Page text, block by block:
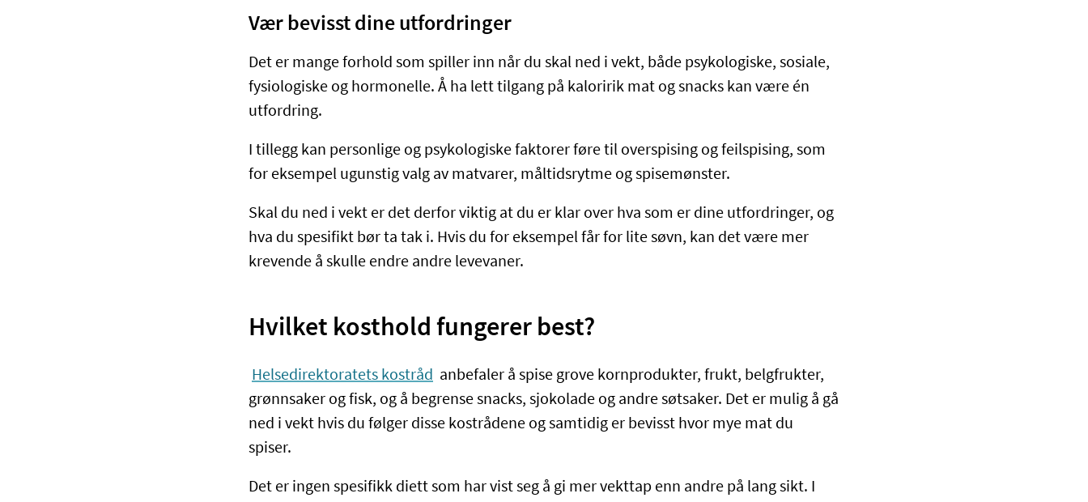
Vær bevisst dine utfordringer
Det er mange forhold som spiller inn når du skal ned i vekt, både psykologiske, sosiale,
fysiologiske og hormonelle. Å ha lett tilgang på kaloririk mat og snacks kan være én
utfordring.
I tillegg kan personlige og psykologiske faktorer føre til overspising og feilspising, som
for eksempel ugunstig valg av matvarer, måltidsrytme og spisemønster.
Skal du ned i vekt er det derfor viktig at du er klar over hva som er dine utfordringer, og
hva du spesifikt bør ta tak i. Hvis du for eksempel får for lite søvn, kan det være mer
krevende å skulle endre andre levevaner.
Hvilket kosthold fungerer best?
Helsedirektoratets kostråd anbefaler å spise grove kornprodukter, frukt, belgfrukter,
grønnsaker og fisk, og å begrense snacks, sjokolade og andre søtsaker. Det er mulig å gå
ned i vekt hvis du følger disse kostrådene og samtidig er bevisst hvor mye mat du
spiser.
Det er ingen spesifikk diett som har vist seg å gi mer vekttap enn andre på lang sikt. I